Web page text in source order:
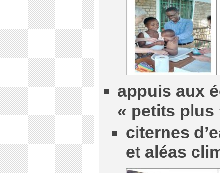
appuis aux
« petits plus
citernes
et aléas